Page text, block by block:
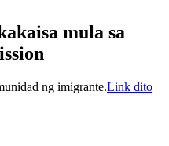
mula sa
ng imigrante.Link dito